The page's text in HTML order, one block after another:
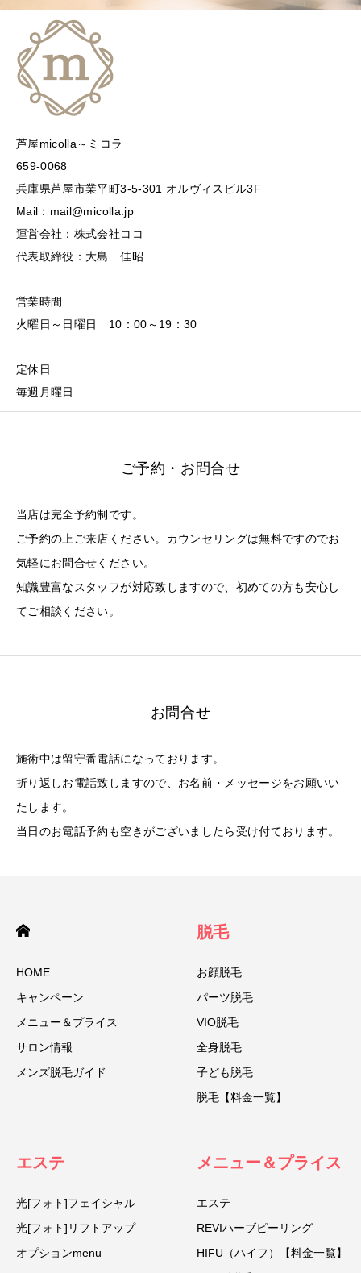
芦屋micolla～ミコラ
659-0068
兵庫県芦屋市業平町3-5-301 オルヴィスビル3F
Mail：mail@micolla.jp
運営会社：株式会社ココ
代表取締役：大島 佳昭
営業時間
火曜日～日曜日 10：00～19：30
定休日
毎週月曜日
ご予約・お問合せ
当店は完全予約制です。
ご予約の上ご来店ください。カウンセリングは無料ですのでお
気軽にお問合せください。
知識豊富なスタッフが対応致しますので、初めての方も安心し
てご相談ください。
お問合せ
施術中は留守番電話になっております。
折り返しお電話致しますので、お名前・メッセージをお願いい
たします。
当日のお電話予約も空きがございましたら受け付ております。
HOME
キャンペーン
メニュー＆プライス
サロン情報
メンズ脱毛ガイド
脱毛
お顔脱毛
パーツ脱毛
VIO脱毛
全身脱毛
子ども脱毛
脱毛【料金一覧】
エステ
光[フォト]フェイシャル
光[フォト]リフトアップ
オプションmenu
メニュー＆プライス
エステ
REVIハーブピーリング
HIFU（ハイフ）【料金一覧】